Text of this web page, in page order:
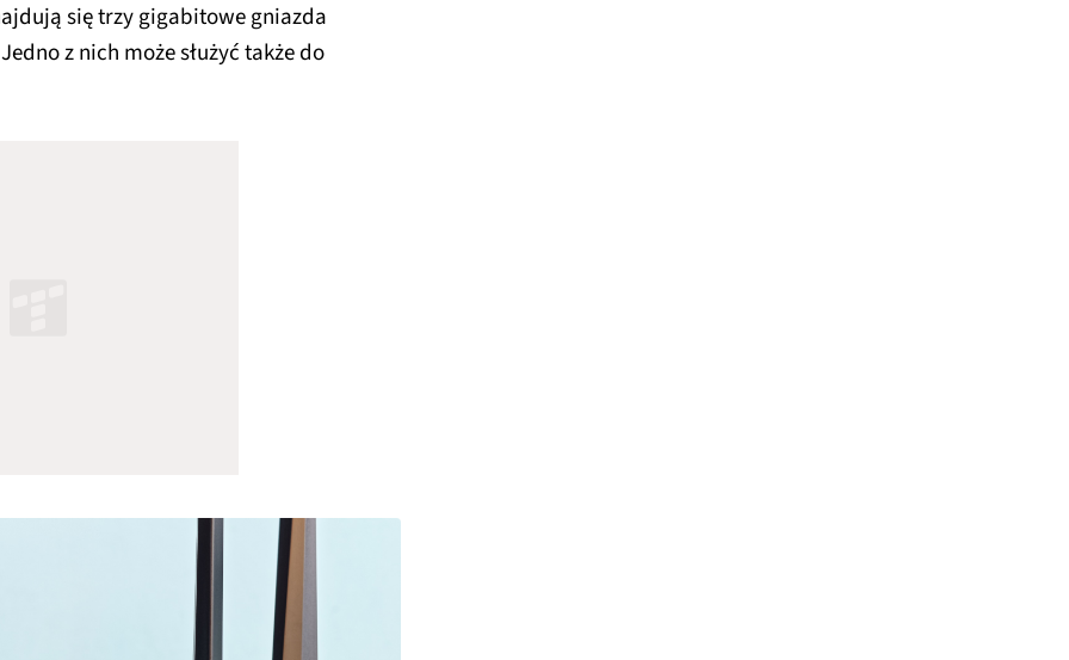
się trzy gigabitowe gniazda
z nich może służyć także do